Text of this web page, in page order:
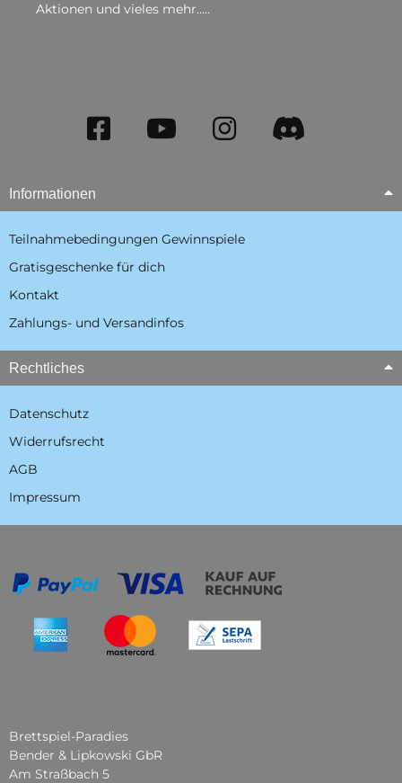
Aktionen und vieles mehr.....
Informationen
Teilnahmebedingungen Gewinnspiele
Gratisgeschenke für dich
Kontakt
Zahlungs- und Versandinfos
Rechtliches
Datenschutz
Widerrufsrecht
AGB
Impressum
Brettspiel-Paradies
Bender & Lipkowski GbR
Am Straßbach 5